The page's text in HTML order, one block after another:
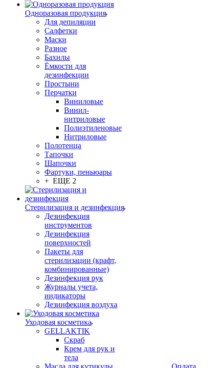
Одноразовая продукция
Для депиляции
Салфетки
Маски
Разное
Бахилы
Ёмкости для
дезинфекции
Простыни
Перчатки
Виниловые
Винил-
нитриловые
Полиэтиленовые
Нитриловые
Полотенца
Тапочки
Шапочки
Фартуки, пеньюары
+ ЕЩЕ 2
Стерилизация и дезинфекция
Дезинфекция
инструментов
Дезинфекция
поверхностей
Пакеты для
стерилизации (крафт,
комбинированные)
Дезинфекция рук
Журналы учета,
индикаторы
Дезинфекция воздуха
Уходовая косметика
GELLAKTIK
Скраб
Крем для рук и
тела
Масла для кутикулы
Оплата